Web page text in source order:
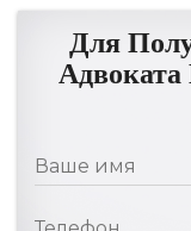
Для
Адвоката